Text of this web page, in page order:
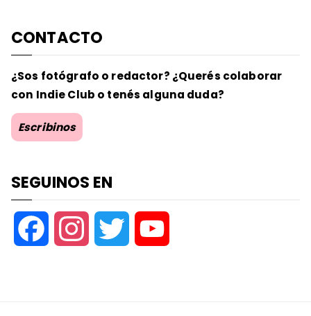
CONTACTO
¿Sos fotógrafo o redactor? ¿Querés colaborar
con Indie Club o tenés alguna duda?
Escribinos
SEGUINOS EN